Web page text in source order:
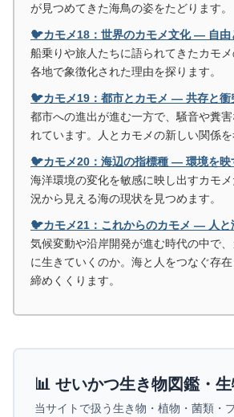
が見つめてきた海鳥の姿をたどります。
🐦カモメ18：世界のカモメ文化 ― 自
船乗りや旅人たちに語られてきたカモ
各地で象徴化された理由を探ります。
🐦カモメ19：都市とカモメ ― 共存と
都市への進出が進む一方で、騒音や糞
れています。人とカモメの新しい関係を
🐦カモメ20：海辺の指標種 ― 環境を
海洋環境の変化を敏感に映し出すカモ
況から見える海の現状を見つめます。
🐦カモメ21：これからのカモメ ― 人
気候変動や沿岸開発が進む時代の中で
に生きていくのか。海と人をつなぐ存
締めくくります。
📊 せいかつ生き物図鑑・
当サイトで扱う生き物・植物・菌類・